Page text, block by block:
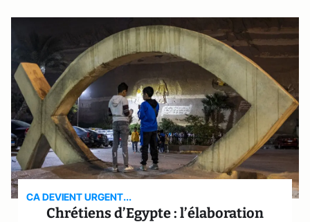
CA DEVIENT URGENT...
Chrétiens d’Egypte : l’élaboration